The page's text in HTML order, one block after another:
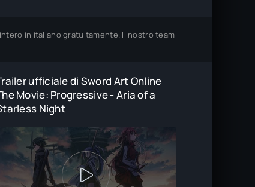
in italiano gratuitamente. Il nostro team
ufficiale di Sword Art Online
Movie: Progressive - Aria of a
Night